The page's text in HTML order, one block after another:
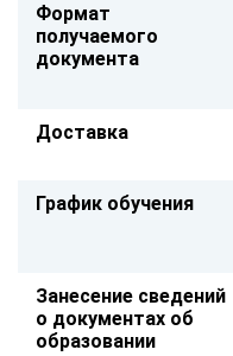
Формат
получаемого
документа
Доставка
График обучения
Занесение сведений
о документах об
образовании